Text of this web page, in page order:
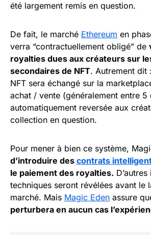
été largement remis en question.
De fait, le marché Ethereum en
verra “contractuellement obligé” de
royalties dues aux créateurs sur
secondaires de NFT. Autrement dit
NFT sera échangé sur la
achat / vente (généralement entre 5
automatiquement reversée aux
collection en question.
Pour mener à bien ce système,
d’introduire des contrats
le paiement des royalties.
techniques seront révélées avant le
marché. Mais Magic Eden assure
perturbera en aucun cas